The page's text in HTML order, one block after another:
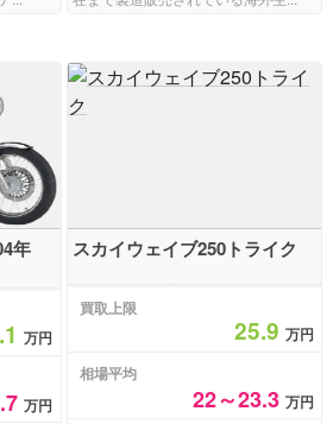
年
万円
万円
スカイウェイブ250トライク
買取上限
25.9 万円
相場平均
22～23.3 万円